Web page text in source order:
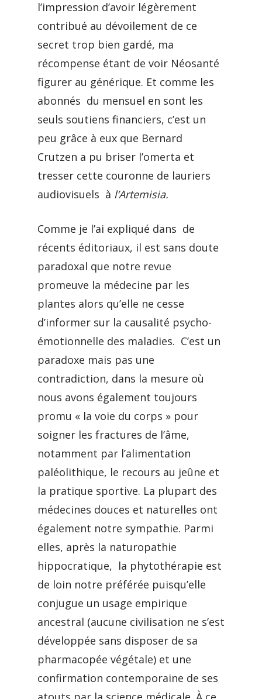
l’impression d’avoir légèrement
contribué au dévoilement de ce
secret trop bien gardé, ma
récompense étant de voir Néosanté
figurer au générique. Et comme les
abonnés du mensuel en sont les
seuls soutiens financiers, c’est un
peu grâce à eux que Bernard
Crutzen a pu briser l’omerta et
tresser cette couronne de lauriers
audiovisuels à l’Artemisia.
Comme je l’ai expliqué dans de
récents éditoriaux, il est sans doute
paradoxal que notre revue
promeuve la médecine par les
plantes alors qu’elle ne cesse
d’informer sur la causalité psycho-
émotionnelle des maladies. C’est un
paradoxe mais pas une
contradiction, dans la mesure où
nous avons également toujours
promu « la voie du corps » pour
soigner les fractures de l’âme,
notamment par l’alimentation
paléolithique, le recours au jeûne et
la pratique sportive. La plupart des
médecines douces et naturelles ont
également notre sympathie. Parmi
elles, après la naturopathie
hippocratique, la phytothérapie est
de loin notre préférée puisqu’elle
conjugue un usage empirique
ancestral (aucune civilisation ne s’est
développée sans disposer de sa
pharmacopée végétale) et une
confirmation contemporaine de ses